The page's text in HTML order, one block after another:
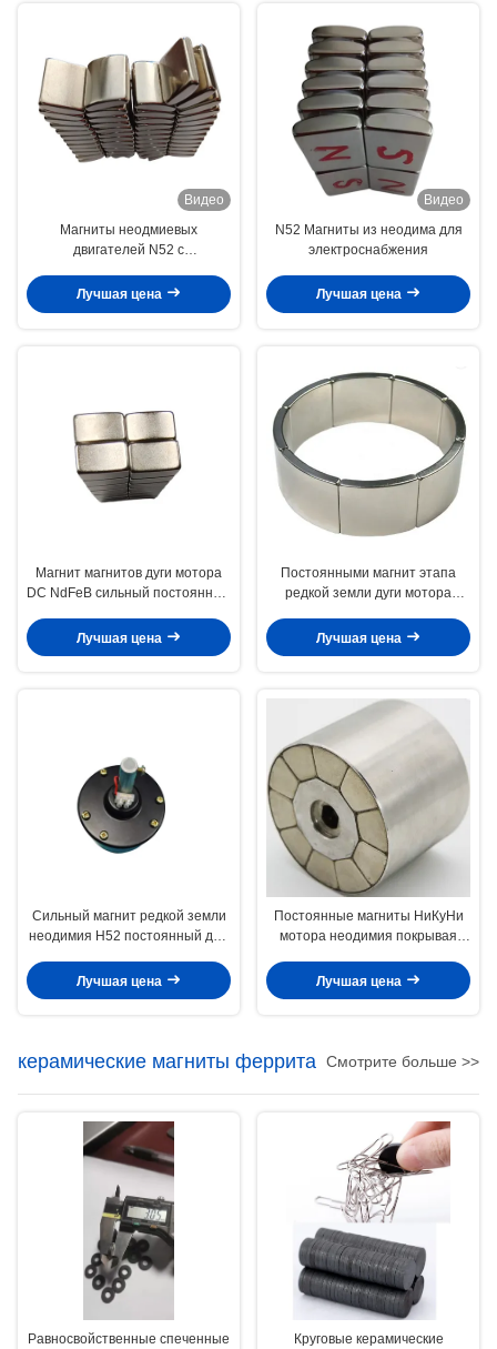
Видео
Магниты неодмиевых
двигателей N52 с
генератором
Лучшая цена
Видео
N52 Магниты из неодима для
электроснабжения
Лучшая цена
Магнит магнитов дуги мотора
DC NdFeB сильный постоянный
Лучшая цена
Постоянными магнит этапа
редкой земли дуги мотора
магнитами
Лучшая цена
Сильный магнит редкой земли
неодимия Н52 постоянный для
Лучшая цена
Постоянные магниты НиКуНи
мотора неодимия покрывая
Лучшая цена
керамические магниты феррита Смотрите больше >>
Равносвойственные спеченные
Круговые керамические